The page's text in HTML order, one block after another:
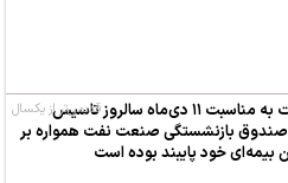
پیام وزیر نفت به مناسبت ۱۱ دی‌ماه سالروز تاسیس
بازنشستگی صنعت نفت همواره بر
بیمه‌ای خود پایبند بوده است
قدیمی‌تر از یکسال